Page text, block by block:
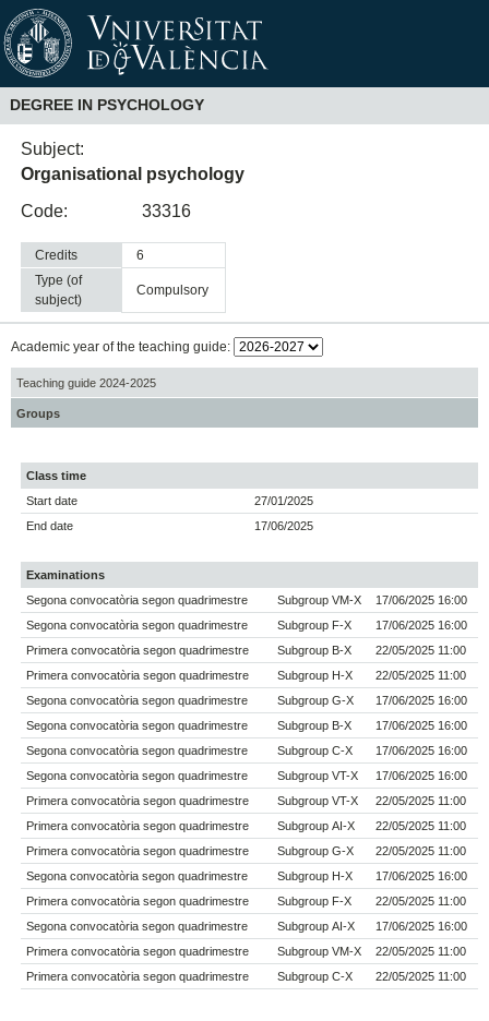
DEGREE IN PSYCHOLOGY
Subject:
Organisational psychology
Code:
33316
Credits
6
Type (of
subject)
compulsory
Academic year of the teaching guide:
Teaching guide 2024-2025
Groups
Class time
Start date
27/01/2025
End date
17/06/2025
Examinations
Segona convocatòria segon quadrimestre
Subgroup VM-X
17/06/2025 16:00
Segona convocatòria segon quadrimestre
Subgroup F-X
17/06/2025 16:00
Primera convocatòria segon quadrimestre
Subgroup B-X
22/05/2025 11:00
Primera convocatòria segon quadrimestre
Subgroup H-X
22/05/2025 11:00
Segona convocatòria segon quadrimestre
Subgroup G-X
17/06/2025 16:00
Segona convocatòria segon quadrimestre
Subgroup B-X
17/06/2025 16:00
Segona convocatòria segon quadrimestre
Subgroup C-X
17/06/2025 16:00
Segona convocatòria segon quadrimestre
Subgroup VT-X
17/06/2025 16:00
Primera convocatòria segon quadrimestre
Subgroup VT-X
22/05/2025 11:00
Primera convocatòria segon quadrimestre
Subgroup AI-X
22/05/2025 11:00
Primera convocatòria segon quadrimestre
Subgroup G-X
22/05/2025 11:00
Segona convocatòria segon quadrimestre
Subgroup H-X
17/06/2025 16:00
Primera convocatòria segon quadrimestre
Subgroup F-X
22/05/2025 11:00
Segona convocatòria segon quadrimestre
Subgroup AI-X
17/06/2025 16:00
Primera convocatòria segon quadrimestre
Subgroup VM-X
22/05/2025 11:00
Primera convocatòria segon quadrimestre
Subgroup C-X 22/05/2025 11:00